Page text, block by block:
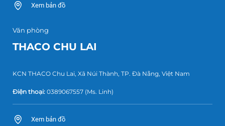
Xem bản đồ
Văn phòng
THACO CHU LAI
KCN THACO Chu Lai, Xã Núi Thành, TP. Đà Nẵng, Việt Nam
Điện thoại: 0389067557 (Ms. Linh)
Xem bản đồ